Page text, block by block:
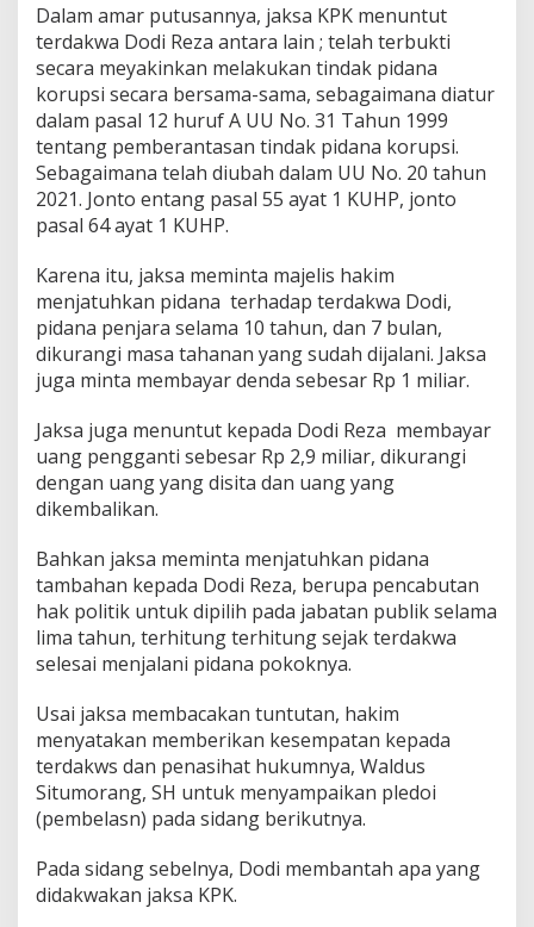
H
a
k
P
l
i
t
i
k
D
d
i
R
e
z
a
Dalam amar putusannya, jaksa KPK menuntut
terdakwa Dodi Reza antara lain ; telah terbukti
secara meyakinkan melakukan tindak pidana
korupsi secara bersama-sama, sebagaimana diatur
dalam pasal 12 huruf A UU No. 31 Tahun 1999
tentang pemberantasan tindak pidana korupsi.
Sebagaimana telah diubah dalam UU No. 20 tahun
2021. Jonto entang pasal 55 ayat 1 KUHP, jonto
pasal 64 ayat 1 KUHP.
Karena itu, jaksa meminta majelis hakim
menjatuhkan pidana terhadap terdakwa Dodi,
pidana penjara selama 10 tahun, dan 7 bulan,
dikurangi masa tahanan yang sudah dijalani. Jaksa
juga minta membayar denda sebesar Rp 1 miliar.
Jaksa juga menuntut kepada Dodi Reza membayar
uang pengganti sebesar Rp 2,9 miliar, dikurangi
dengan uang yang disita dan uang yang
dikembalikan.
Bahkan jaksa meminta menjatuhkan pidana
tambahan kepada Dodi Reza, berupa pencabutan
hak politik untuk dipilih pada jabatan publik selama
lima tahun, terhitung terhitung sejak terdakwa
selesai menjalani pidana pokoknya.
Usai jaksa membacakan tuntutan, hakim
menyatakan memberikan kesempatan kepada
terdakws dan penasihat hukumnya, Waldus
Situmorang, SH untuk menyampaikan pledoi
(pembelasn) pada sidang berikutnya.
Pada sidang sebelnya, Dodi membantah apa yang
didakwakan jaksa KPK.